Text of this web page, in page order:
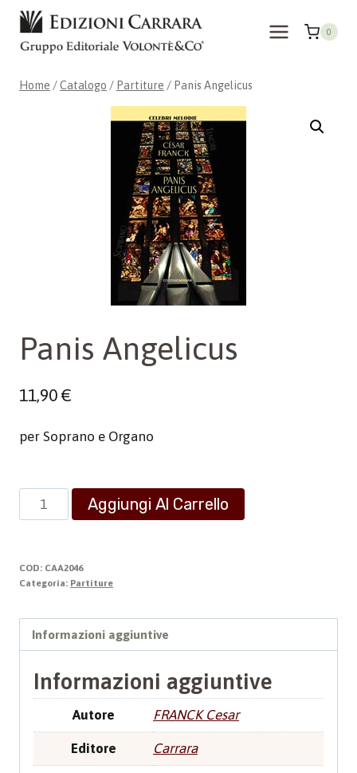
Salta
contenuto
0
Home /Catalogo / Partiture / Panis Angelicus
Panis Angelicus
11,90€
per Soprano e Organo
Panis
Angelicus
Aggiungi Al Carrello
COD: CAA2046
Categoria: Partiture
Informazioni aggiuntive
Informazioni aggiuntive
Autore FRANCK Cesar
Editore Carrara